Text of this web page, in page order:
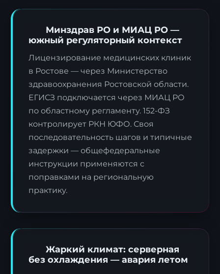
Минздрав РО и МИАЦ РО —
южный регуляторный контекст
Лицензирование медицинских клиник
в Ростове — через Министерство
здравоохранения Ростовской области.
ЕГИСЗ подключается через МИАЦ РО
по областному регламенту. 152-ФЗ
контролирует РКН ЮФО. Своя
последовательность шагов и типичные
задержки — общефедеральные
инструкции применяются с
поправками на региональную
практику.
Жаркий климат: серверная
без охлаждения — авария летом